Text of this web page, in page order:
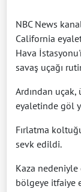
NBC News
California
Hava
savaş uçağı
Ardından
eyaletinde göl
Fırlatma
sevk edildi.
Kaza nedeniyle
bölgeye itfaiye